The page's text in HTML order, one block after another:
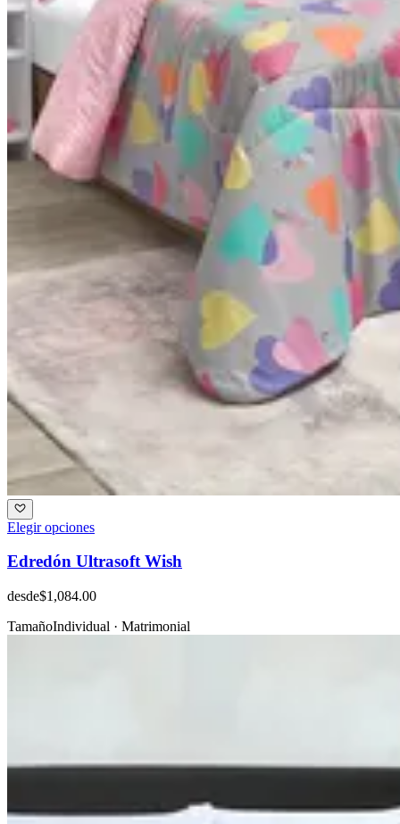
Elegir opciones
Edredón Ultrasoft Wish
desde$1,084.00
TamañoIndividual · Matrimonial